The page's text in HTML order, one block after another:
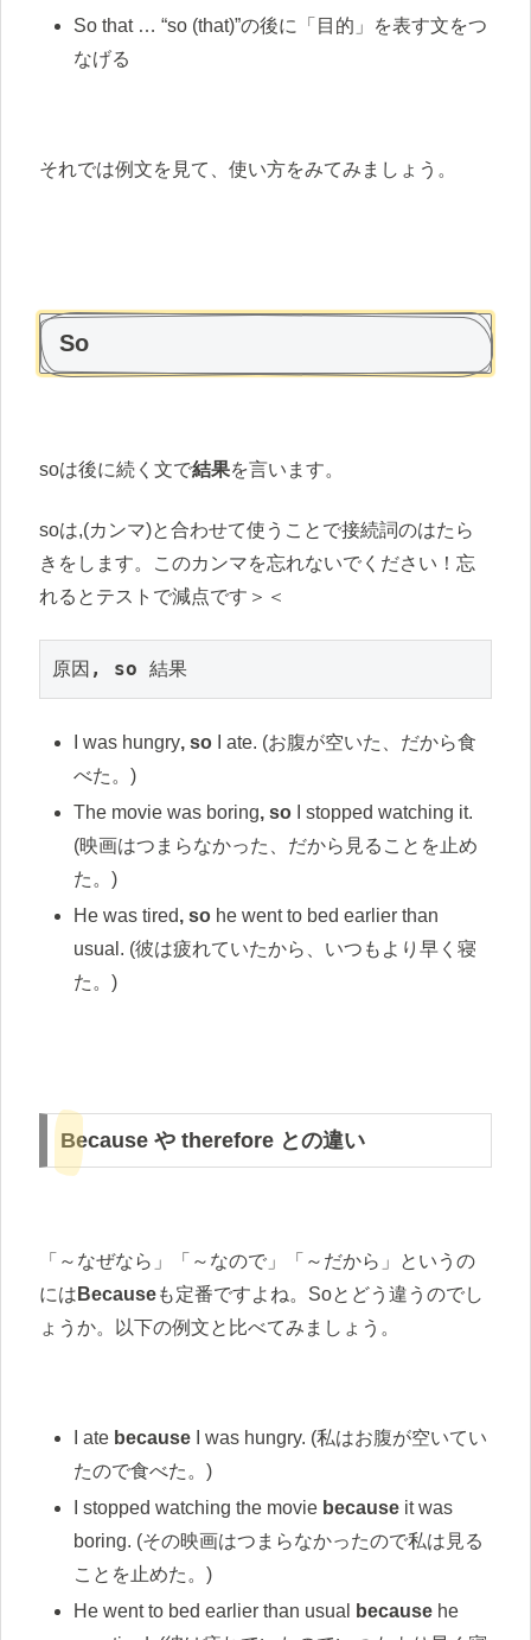
So that … “so (that)”の後に「目的」を表す文をつ
なげる
それでは例文を見て、使い方をみてみましょう。
So
soは後に続く文で結果を言います。
soは,(カンマ)と合わせて使うことで接続詞のはたら
きをします。このカンマを忘れないでください！忘
れるとテストで減点です＞＜
原因 , so 結果
I was hungry, so I ate. (お腹が空いた、だから食
べた。)
The movie was boring, so I stopped watching it.
(映画はつまらなかった、だから見ることを止め
た。)
He was tired, so he went to bed earlier than
usual. (彼は疲れていたから、いつもより早く寝
た。)
Because や therefore との違い
「～なぜなら」「～なので」「～だから」というの
には Becauseも定番ですよね。Soとどう違うのでし
ょうか。以下の例文と比べてみましょう。
I ate because
I was hungry. (私はお腹が空いてい
たので食べた。)
I stopped watching the movie because it was
boring. (その映画はつまらなかったので私は見る
ことを止めた。)
He went to bed earlier than usual
because he